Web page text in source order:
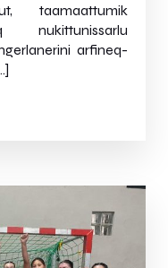
taamaattumik
nukittunissarlu
arfineq-